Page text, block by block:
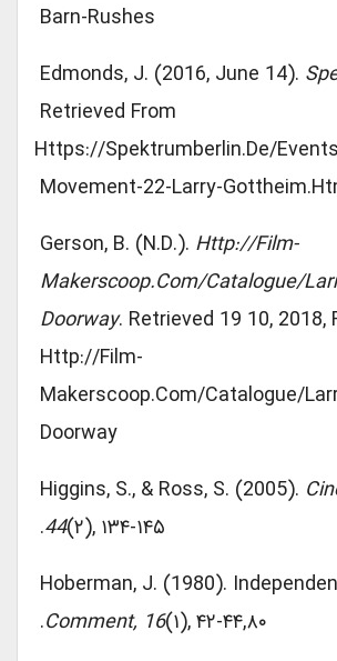
Barn-Rushes
Edmonds, J. (2016, June 14).
Retrieved From
Https://spektrumberlin.de/
Movement-22-Larry-
Gerson, B. (n.d.).Http://film-
Makerscoop.com/catalogue/
Doorway. Retrieved 19 10, 2018,
Http://film-
Makerscoop.com/catalogue/
Doorway
Higgins, S., & Ross, S. (2005).
44(۲), ۱۳۴-۱۴۵.
Hoberman, J. (1980).
Comment, 16(۱), ۴۲-۴۴,۸۰.